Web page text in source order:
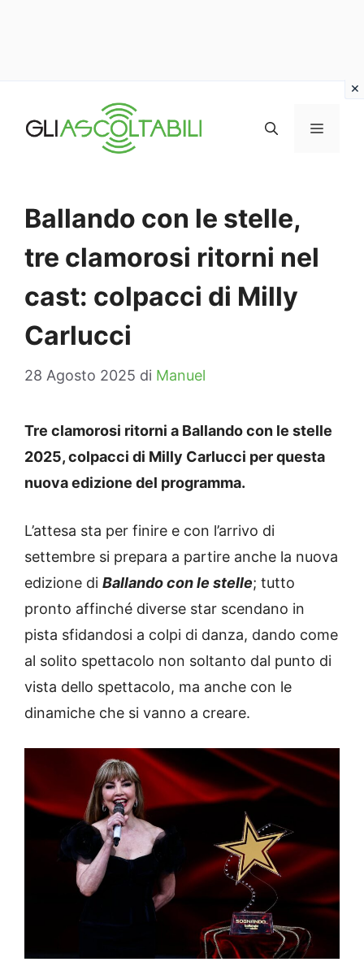
MENU
Ballando con le stelle,
tre clamorosi ritorni nel
cast: colpacci di Milly
Carlucci
28 Agosto 2025 di Manuel
Tre clamorosi ritorni a Ballando con le stelle
2025, colpacci di Milly Carlucci per questa
nuova edizione del programma.
L’attesa sta per finire e con l’arrivo di
settembre si prepara a partire anche la nuova
edizione di Ballando con le stelle; tutto
pronto affinché diverse star scendano in
pista sfidandosi a colpi di danza, dando come
al solito spettacolo non soltanto dal punto di
vista dello spettacolo, ma anche con le
dinamiche che si vanno a creare.